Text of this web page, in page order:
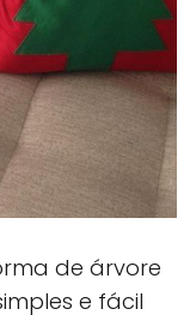
de árvore
e fácil